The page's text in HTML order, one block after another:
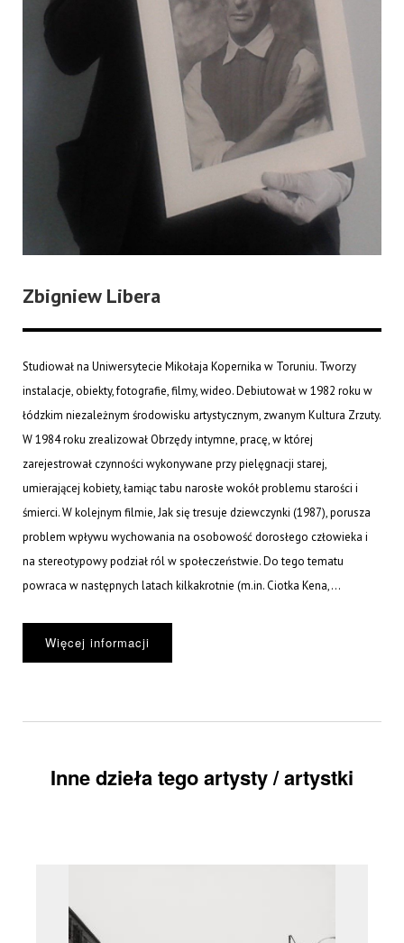
Zbigniew Libera
Studiował na Uniwersytecie Mikołaja Kopernika w Toruniu. Tworzy
instalacje, obiekty, fotografie, filmy, wideo. Debiutował w 1982 roku w
łódzkim niezależnym środowisku artystycznym, zwanym Kultura Zrzuty.
W 1984 roku zrealizował Obrzędy intymne, pracę, w której
zarejestrował czynności wykonywane przy pielęgnacji starej,
umierającej kobiety, łamiąc tabu narosłe wokół problemu starości i
śmierci. W kolejnym filmie, Jak się tresuje dziewczynki (1987), porusza
problem wpływu wychowania na osobowość dorosłego człowieka i
na stereotypowy podział ról w społeczeństwie. Do tego tematu
powraca w następnych latach kilkakrotnie (m.in. Ciotka Kena,...
Więcej informacji
Inne dzieła tego artysty / artystki